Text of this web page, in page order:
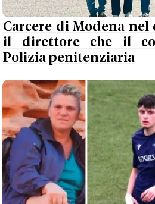
Carcere di Modena nel
il direttore che il
Polizia penitenziaria